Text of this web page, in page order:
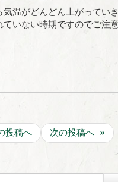
温がどんどん上がってい
いない時期ですのでご注意
投稿へ 次の投稿へ »